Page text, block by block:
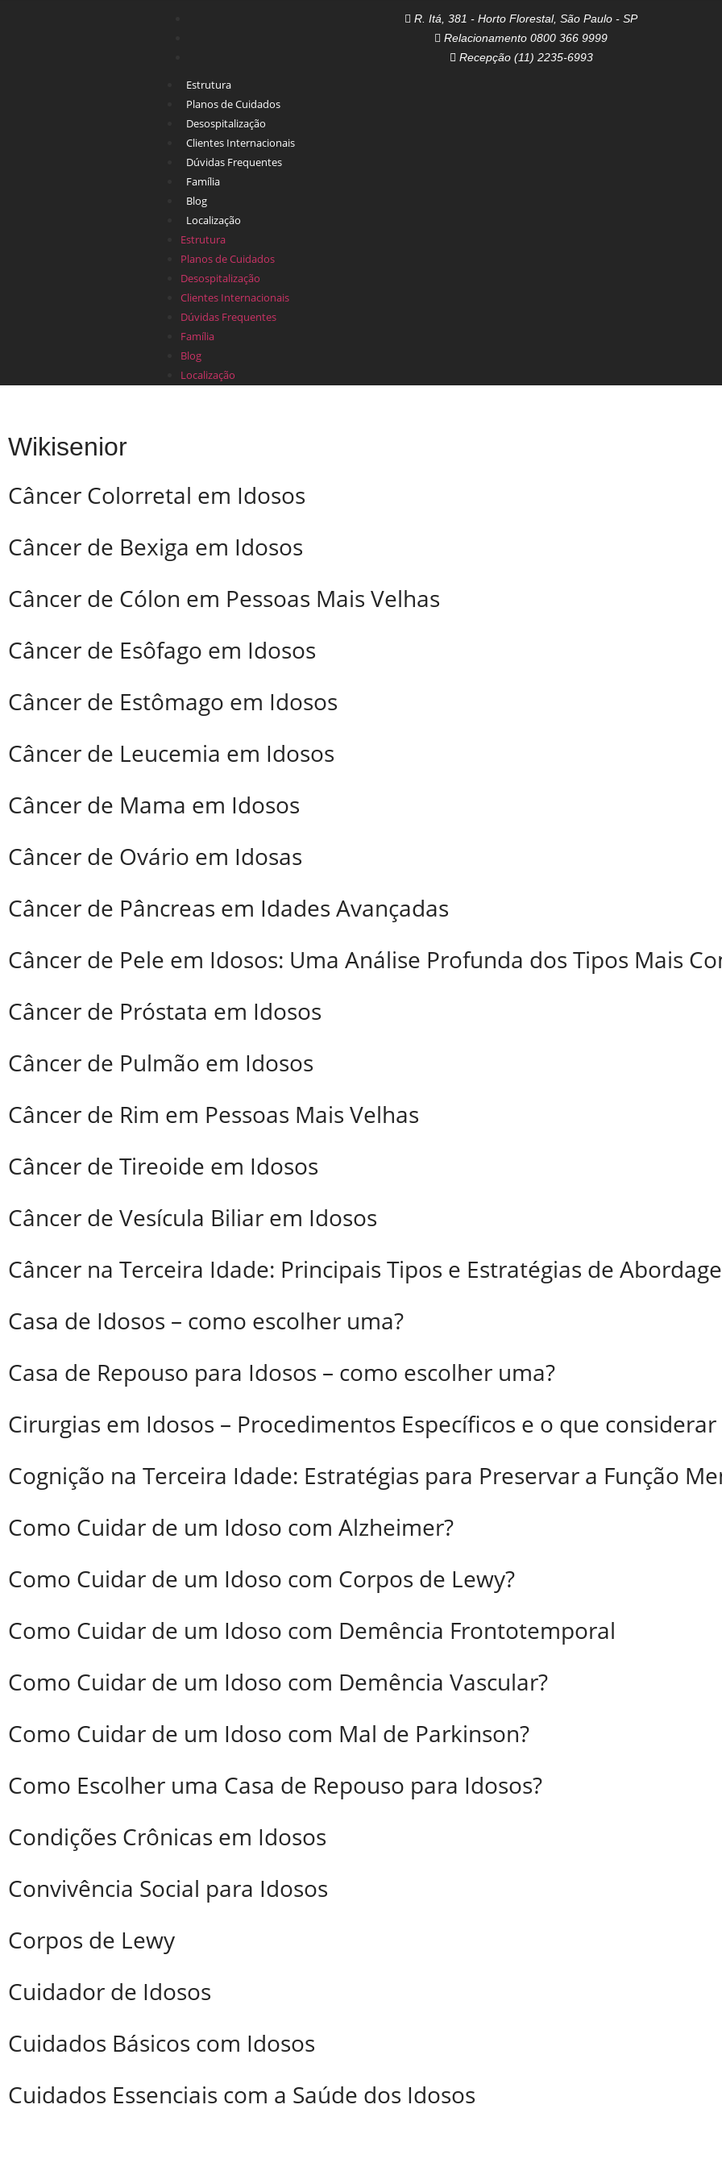
R. Itá, 381 - Horto Florestal, São Paulo - SP
Relacionamento 0800 366 9999
Recepção (11) 2235-6993
Estrutura
Planos de Cuidados
Desospitalização
Clientes Internacionais
Dúvidas Frequentes
Família
Blog
Localização
Estrutura
Planos de Cuidados
Desospitalização
Clientes Internacionais
Dúvidas Frequentes
Família
Blog
Localização
Wikisenior
Câncer Colorretal em Idosos
Câncer de Bexiga em Idosos
Câncer de Cólon em Pessoas Mais Velhas
Câncer de Esôfago em Idosos
Câncer de Estômago em Idosos
Câncer de Leucemia em Idosos
Câncer de Mama em Idosos
Câncer de Ovário em Idosas
Câncer de Pâncreas em Idades Avançadas
Câncer de Pele em Idosos: Uma Análise Profunda dos Tipos Mais
Câncer de Próstata em Idosos
Câncer de Pulmão em Idosos
Câncer de Rim em Pessoas Mais Velhas
Câncer de Tireoide em Idosos
Câncer de Vesícula Biliar em Idosos
Câncer na Terceira Idade: Principais Tipos e Estratégias de
Casa de Idosos – como escolher uma?
Casa de Repouso para Idosos – como escolher uma?
Cirurgias em Idosos – Procedimentos Específicos e o que considerar
Cognição na Terceira Idade: Estratégias para Preservar a Função
Como Cuidar de um Idoso com Alzheimer?
Como Cuidar de um Idoso com Corpos de Lewy?
Como Cuidar de um Idoso com Demência Frontotemporal
Como Cuidar de um Idoso com Demência Vascular?
Como Cuidar de um Idoso com Mal de Parkinson?
Como Escolher uma Casa de Repouso para Idosos?
Condições Crônicas em Idosos
Convivência Social para Idosos
Corpos de Lewy
Cuidador de Idosos
Cuidados Básicos com Idosos
Cuidados Essenciais com a Saúde dos Idosos